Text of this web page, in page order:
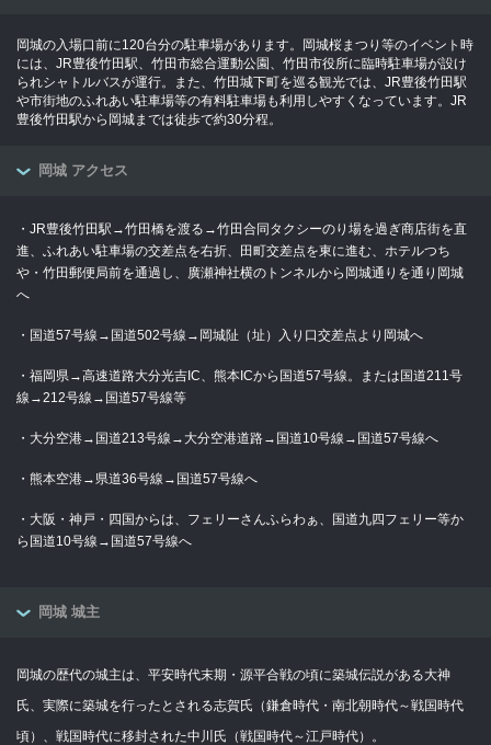
岡城の入場口前に120台分の駐車場があります。岡城桜まつり等のイベント時
には、JR豊後竹田駅、竹田市総合運動公園、竹田市役所に臨時駐車場が設け
られシャトルバスが運行。また、竹田城下町を巡る観光では、JR豊後竹田駅
や市街地のふれあい駐車場等の有料駐車場も利用しやすくなっています。JR
豊後竹田駅から岡城までは徒歩で約30分程。
岡城 アクセス
・JR豊後竹田駅→竹田橋を渡る→竹田合同タクシーのり場を過ぎ商店街を直
進、ふれあい駐車場の交差点を右折、田町交差点を東に進む、ホテルつち
や・竹田郵便局前を通過し、廣瀬神社横のトンネルから岡城通りを通り岡城
へ
・国道57号線→国道502号線→岡城阯（址）入り口交差点より岡城へ
・福岡県→高速道路大分光吉IC、熊本ICから国道57号線。または国道211号
線→212号線→国道57号線等
・大分空港→国道213号線→大分空港道路→国道10号線→国道57号線へ
・熊本空港→県道36号線→国道57号線へ
・大阪・神戸・四国からは、フェリーさんふらわぁ、国道九四フェリー等か
ら国道10号線→国道57号線へ
岡城 城主
岡城の歴代の城主は、平安時代末期・源平合戦の頃に築城伝説がある大神
氏、実際に築城を行ったとされる志賀氏（鎌倉時代・南北朝時代～戦国時代
頃）、戦国時代に移封された中川氏（戦国時代～江戸時代）。